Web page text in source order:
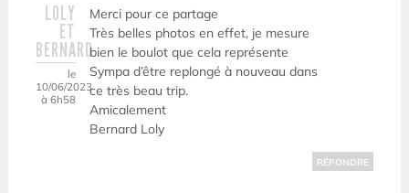
LOLY
ET
BERNARD
le
10/06/2023
à 6h58
Merci pour ce partage
Très belles photos en effet, je mesure
bien le boulot que cela représente
Sympa d’être replongé à nouveau dans
ce très beau trip.
Amicalement
Bernard Loly
RÉPONDRE